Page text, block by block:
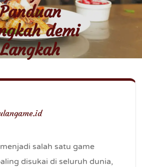
demi
Langkah
salah satu game
disukai di seluruh dunia,